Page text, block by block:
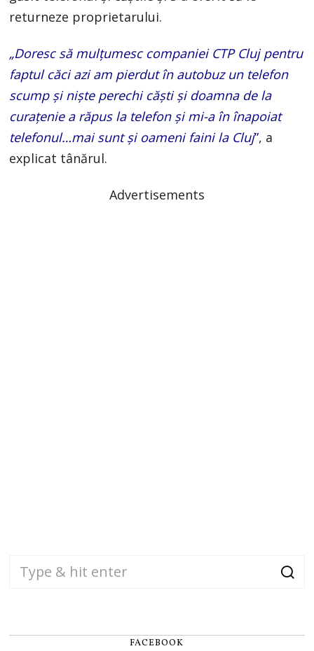
returneze proprietarului.
„Doresc să mulțumesc companiei CTP Cluj pentru
faptul căci azi am pierdut în autobuz un telefon
scump și niște perechi căști și doamna de la
curațenie a răpus la telefon și mi-a în înapoiat
telefonul…mai sunt și oameni faini la Cluj”, a
explicat tânărul.
Advertisements
FACEBOOK